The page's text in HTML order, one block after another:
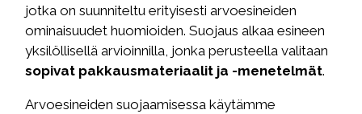
jotka on suunniteltu erityisesti arvoesineiden
ominaisuudet huomioiden. Suojaus alkaa esineen
yksilöllisellä arvioinnilla, jonka perusteella valitaan
sopivat pakkausmateriaalit ja -menetelmät.
Arvoesineiden suojaamisessa käytämme